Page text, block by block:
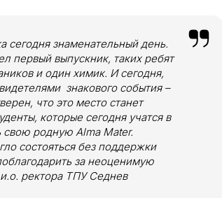
сегодня знаменательный день.
первый выпускник, таких ребят
и один химик. И сегодня,
знакового события –
что это место станет
которые сегодня учатся в
свою родную Alma Mater.
состояться без поддержки
за неоценимую
ректора ТПУ Седнев